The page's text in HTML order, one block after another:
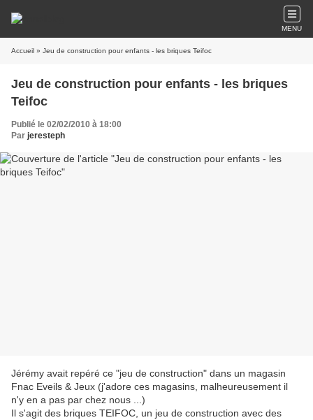
MENU
Accueil » Jeu de construction pour enfants - les briques Teifoc
Jeu de construction pour enfants - les briques
Teifoc
Publié le 02/02/2010 à 18:00
Par jeresteph
Jérémy avait repéré ce "jeu de construction" dans un magasin
Fnac Eveils & Jeux (j'adore ces magasins, malheureusement il
n'y en a pas par chez nous ...)
Il s'agit des briques TEIFOC, un jeu de construction avec des